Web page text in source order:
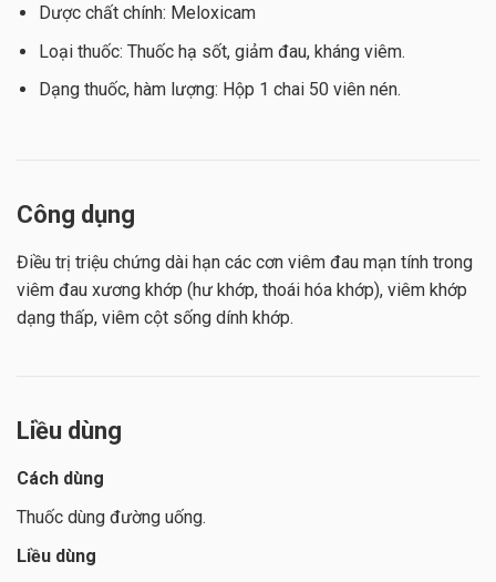
Dược chất chính: Meloxicam
Loại thuốc: Thuốc hạ sốt, giảm đau, kháng viêm.
Dạng thuốc, hàm lượng: Hộp 1 chai 50 viên nén.
Công dụng
Điều trị triệu chứng dài hạn các cơn viêm đau mạn tính trong
viêm đau xương khớp (hư khớp, thoái hóa khớp), viêm khớp
dạng thấp, viêm cột sống dính khớp.
Liều dùng
Cách dùng
Thuốc dùng đường uống.
Liều dùng